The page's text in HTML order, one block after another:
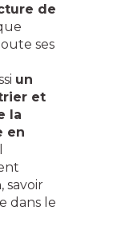
de
ses
un
et
la
en
savoir
dans le